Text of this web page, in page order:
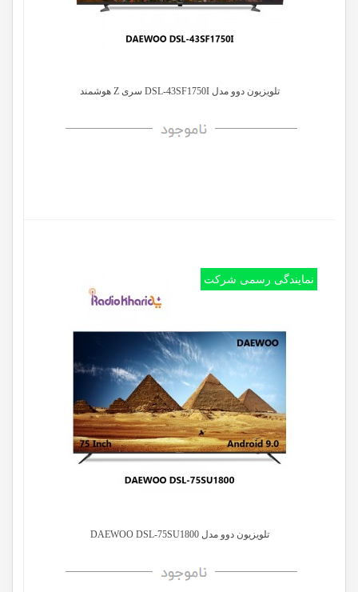
تلویزیون دوو مدل DSL-43SF1750I سری Z هوشمند
نمایندگی رسمی شرکت
تلویزیون دوو مدل DAEWOO DSL-75SU1800